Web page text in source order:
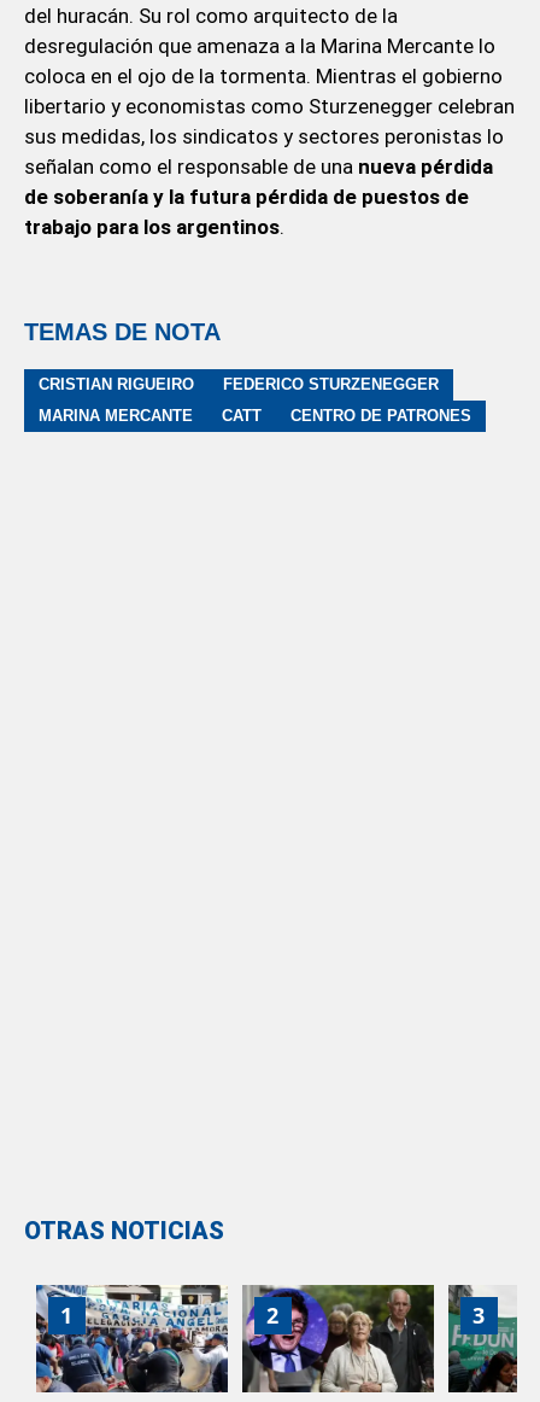
del huracán. Su rol como arquitecto de la
desregulación que amenaza a la Marina Mercante lo
coloca en el ojo de la tormenta. Mientras el gobierno
libertario y economistas como Sturzenegger celebran
sus medidas, los sindicatos y sectores peronistas lo
señalan como el responsable de una nueva pérdida
de soberanía y la futura pérdida de puestos de
trabajo para los argentinos.
TEMAS DE NOTA
CRISTIAN RIGUEIRO
FEDERICO STURZENEGGER
MARINA MERCANTE
CATT CENTRO DE PATRONES
OTRAS NOTICIAS
1 2 3